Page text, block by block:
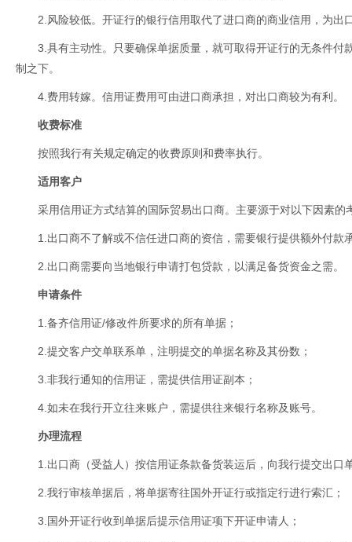
2.风险较低。开证行的银行信用取代了进口商的商业信用，为出
3.具有主动性。只要确保单据质量，就可取得开证行的无条件付
制之下。
4.费用转嫁。信用证费用可由进口商承担，对出口商较为有利。
收费标准
按照我行有关规定确定的收费原则和费率执行。
适用客户
采用信用证方式结算的国际贸易出口商。主要源于对以下因素的
1.出口商不了解或不信任进口商的资信，需要银行提供额外付款
2.出口商需要向当地银行申请打包贷款，以满足备货资金之需。
申请条件
1.备齐信用证/修改件所要求的所有单据；
2.提交客户交单联系单，注明提交的单据名称及其份数；
3.非我行通知的信用证，需提供信用证副本；
4.如未在我行开立往来账户，需提供往来银行名称及账号。
办理流程
1.出口商（受益人）按信用证条款备货装运后，向我行提交出口
2.我行审核单据后，将单据寄往国外开证行或指定行进行索汇；
3.国外开证行收到单据后提示信用证项下开证申请人；